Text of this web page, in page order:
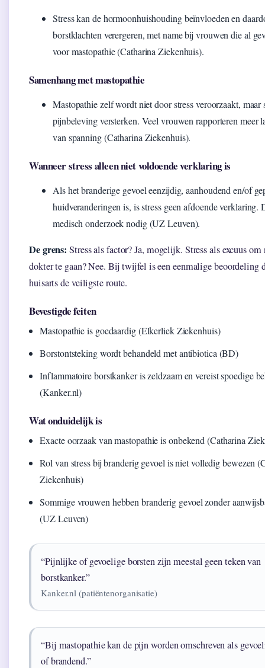
Stress kan de hormoonhuishouding beïnvloeden en
borstklachten verergeren, met name bij vrouwen die al
voor mastopathie (Catharina Ziekenhuis).
Samenhang met mastopathie
Mastopathie zelf wordt niet door stress veroorzaakt, maar
pijnbeleving versterken. Veel vrouwen rapporteren meer
van spanning (Catharina Ziekenhuis).
Wanneer stress alleen niet voldoende verklaring is
Als het branderige gevoel eenzijdig, aanhoudend en/of
huidveranderingen is, is stress geen afdoende verklaring.
medisch onderzoek nodig (UZ Leuven).
De grens: Stress als factor? Ja, mogelijk. Stress als excuus om
dokter te gaan? Nee. Bij twijfel is een eenmalige beoordeling
huisarts de veiligste route.
Bevestigde feiten
Mastopathie is goedaardig (Elkerliek Ziekenhuis)
Borstontsteking wordt behandeld met antibiotica (BD)
Inflammatoire borstkanker is zeldzaam en vereist spoedige
(Kanker.nl)
Wat onduidelijk is
Exacte oorzaak van mastopathie is onbekend (Catharina
Rol van stress bij branderig gevoel is niet volledig bewezen
Ziekenhuis)
Sommige vrouwen hebben branderig gevoel zonder
(UZ Leuven)
“Pijnlijke of gevoelige borsten zijn meestal geen teken van
borstkanker.”
Kanker.nl (patiëntenorganisatie)
“Bij mastopathie kan de pijn worden omschreven als
of brandend.”